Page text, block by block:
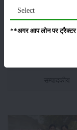
सम्पादकीय
Select
**अगर आप लोन पर ट्रैक्टर